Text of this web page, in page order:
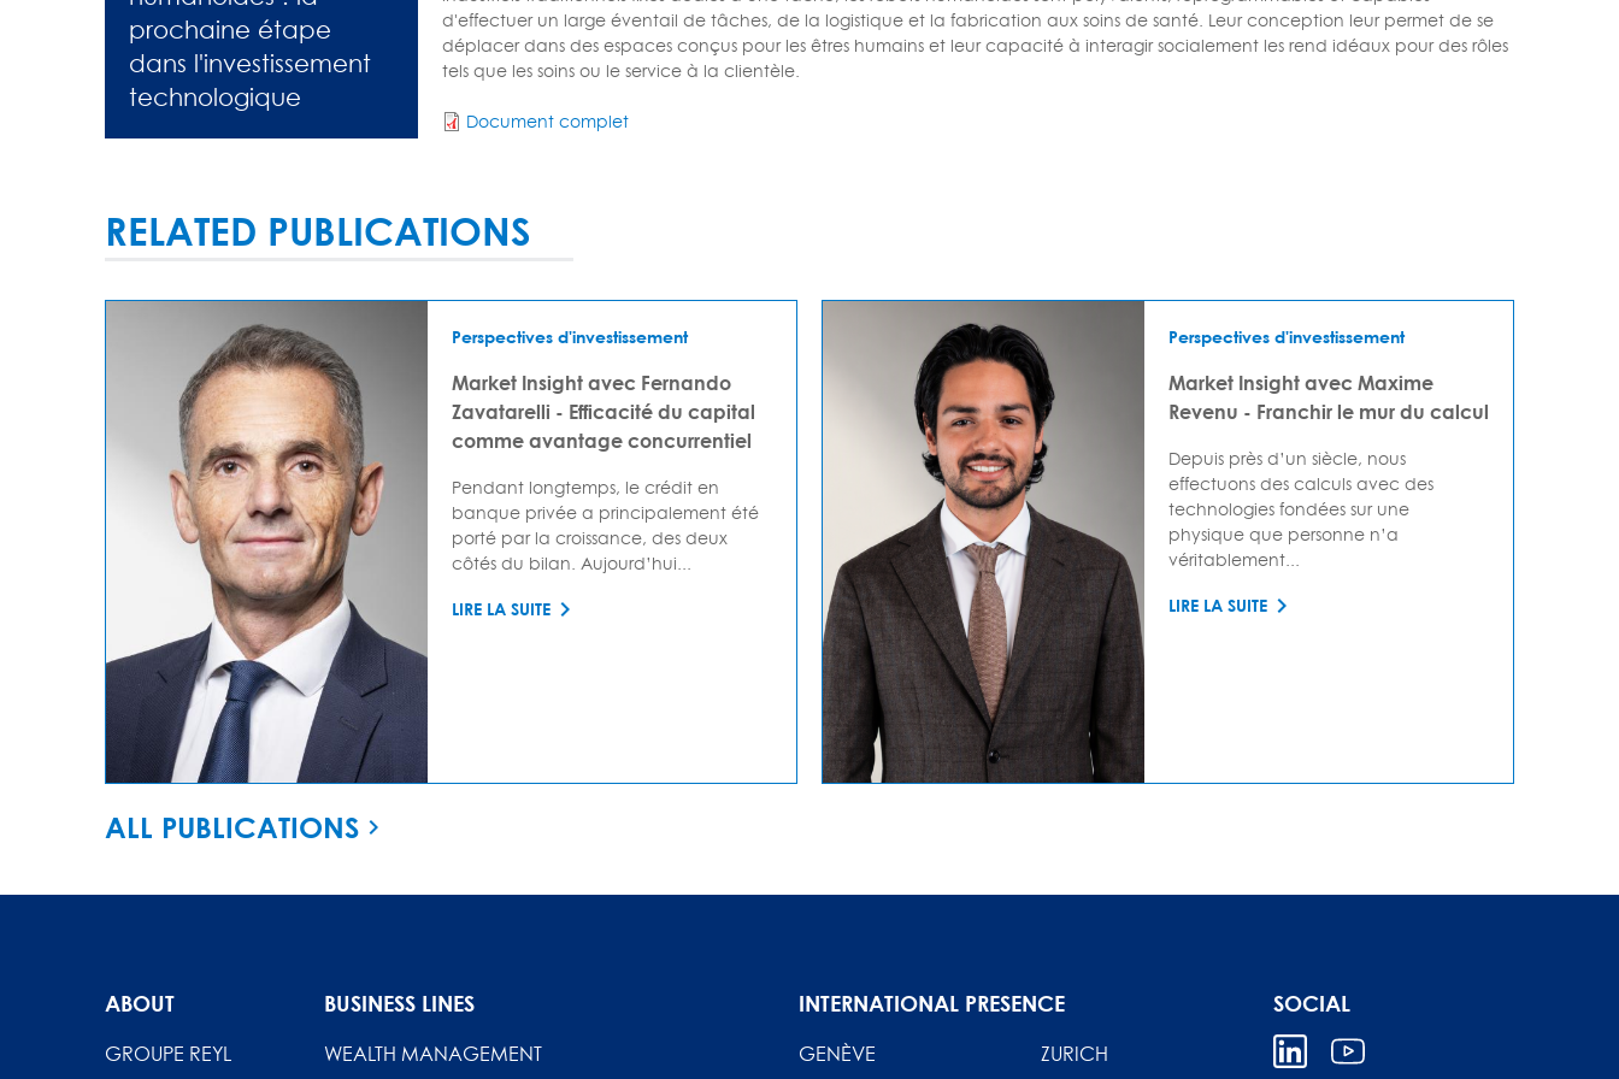
prochaine étape
dans l'investissement
technologique
d'effectuer un large éventail de tâches, de la logistique et la fabrication aux soins de santé. Leur conception leur permet de se
déplacer dans des espaces conçus pour les êtres humains et leur capacité à interagir socialement les rend idéaux pour des rôles
tels que les soins ou le service à la clientèle.
Document complet
RELATED PUBLICATIONS
Perspectives d'investissement
Market Insight avec Fernando
Zavatarelli - Efficacité du capital
comme avantage concurrentiel
Pendant longtemps, le crédit en
banque privée a principalement été
porté par la croissance, des deux
côtés du bilan. Aujourd’hui...
LIRE LA SUITE
Perspectives d'investissement
Market Insight avec Maxime
Revenu - Franchir le mur du calcul
Depuis près d’un siècle, nous
effectuons des calculs avec des
technologies fondées sur une
physique que personne n’a
véritablement...
LIRE LA SUITE
ALL PUBLICATIONS
ABOUT
GROUPE REYL
BUSINESS LINES
WEALTH MANAGEMENT
INTERNATIONAL PRESENCE
GENÈVE ZURICH
SOCIAL